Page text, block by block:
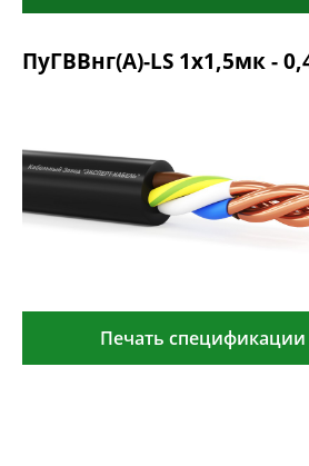
ПуГВВнг(A)-LS 1х1,5мк -
Печать спецификации